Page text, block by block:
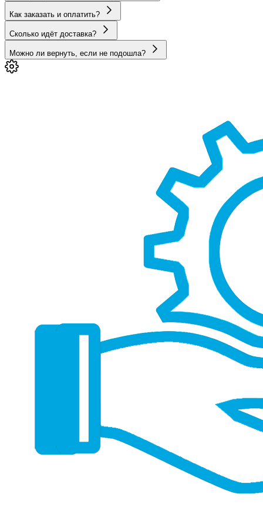
Как заказать и оплатить?
Сколько идёт доставка?
Можно ли вернуть, если не подошла?